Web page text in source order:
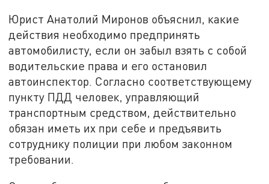
Юрист Анатолий Миронов объяснил, какие
действия необходимо предпринять
автомобилисту, если он забыл взять с собой
водительские права и его остановил
автоинспектор. Согласно соответствующему
пункту ПДД человек, управляющий
транспортным средством, действительно
обязан иметь их при себе и предъявить
сотруднику полиции при любом законном
требовании.